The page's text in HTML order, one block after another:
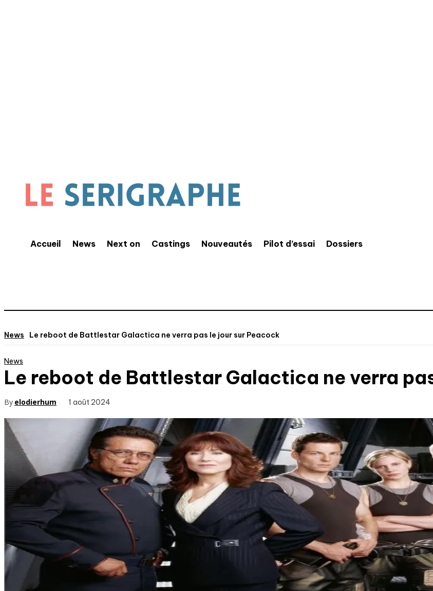
Accueil News Next on Castings Nouveautés Pilot d’essai Dossiers
News Le reboot de Battlestar Galactica ne verra pas le jour sur Peacock
News
Le reboot de Battlestar Galactica ne verra
By elodierhum 1 août 2024